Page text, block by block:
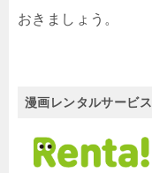
おきましょう。
漫画レンタルサービス